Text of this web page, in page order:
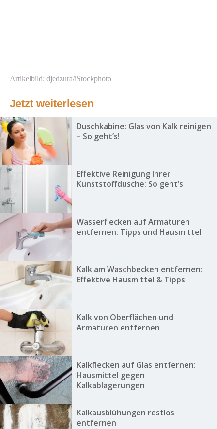
Artikelbild: djedzura/iStockphoto
Jetzt weiterlesen
Duschkabine: Glas von Kalk reinigen
– So geht’s!
Effektive Reinigung Ihrer
Kunststoffdusche: So geht’s
Wasserflecken auf Armaturen
entfernen: Tipps und Hausmittel
Kalk am Waschbecken entfernen:
Effektive Hausmittel & Tipps
Kalk von Oberflächen und
Armaturen entfernen
Kalkflecken auf Glas entfernen:
Hausmittel gegen
Kalkablagerungen
Kalkausblühungen restlos
entfernen